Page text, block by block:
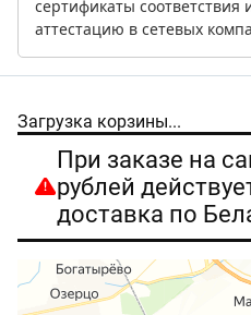
сертификаты
аттестацию в сетевых
Загрузка корзины...
При заказе на
рублей
доставка по